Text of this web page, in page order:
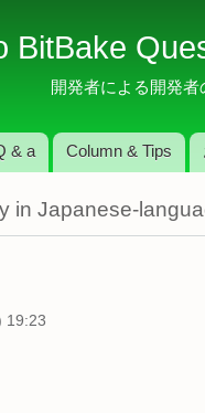
イ
コ
テ
ツ
に
BitBake
開発者による開発
& a Column & Tips
in Japanese-
19:23